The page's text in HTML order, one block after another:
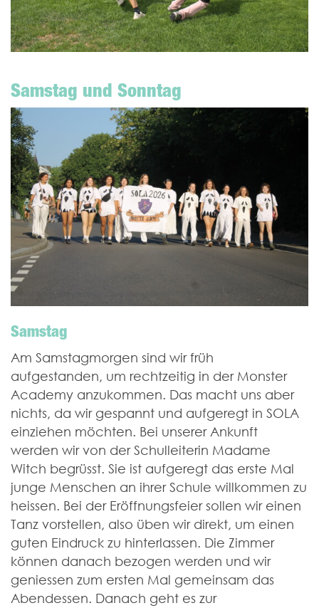
Samstag und Sonntag
Samstag
Am Samstagmorgen sind wir früh
aufgestanden, um rechtzeitig in der Monster
Academy anzukommen. Das macht uns aber
nichts, da wir gespannt und aufgeregt in SOLA
einziehen möchten. Bei unserer Ankunft
werden wir von der Schulleiterin Madame
Witch begrüsst. Sie ist aufgeregt das erste Mal
junge Menschen an ihrer Schule willkommen zu
heissen. Bei der Eröffnungsfeier sollen wir einen
Tanz vorstellen, also üben wir direkt, um einen
guten Eindruck zu hinterlassen. Die Zimmer
können danach bezogen werden und wir
geniessen zum ersten Mal gemeinsam das
Abendessen. Danach geht es zur